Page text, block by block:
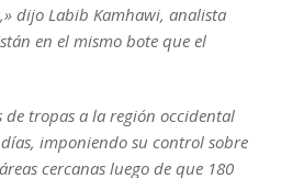
dijo Labib Kamhawi, analista
en el mismo bote que el
de tropas a la región occidental
imponiendo su control sobre
cercanas luego de que 180